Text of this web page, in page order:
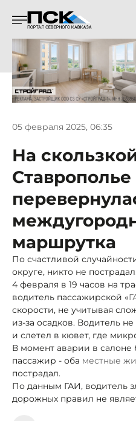
05 февраля 2025, 06:35
На
Ставрополье
маршрутка
По счастливой
округе, никто не
4 февраля в 19 часов на
водитель пассажирской «
скорости, не учитывая
из-за осадков. Водитель
и слетел в кювет, где
В момент аварии в салоне
пассажир - оба местные
пострадал.
По данным ГАИ, водитель
дорожных правил не